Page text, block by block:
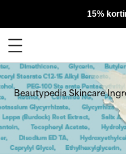
15%
Beautypedia Skincare